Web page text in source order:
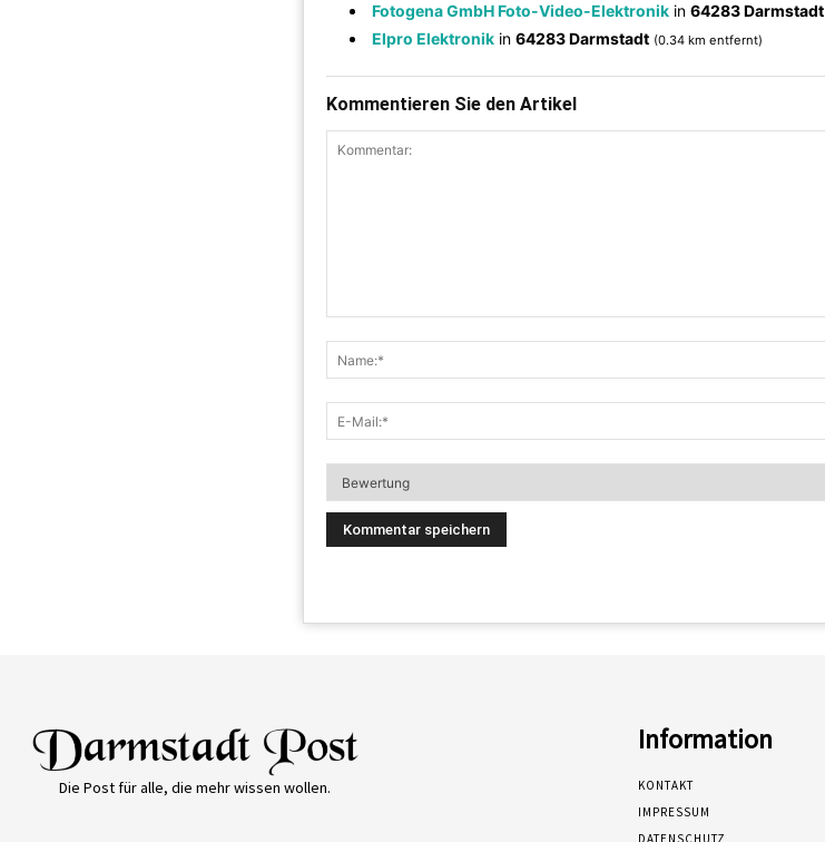
Fotogena GmbH Foto-Video-Elektronik in 64283 Darmstadt
Elpro Elektronik in 64283 Darmstadt (0.34 km entfernt)
Kommentieren Sie den Artikel
Die Post für alle, die mehr wissen wollen.
Information
KONTAKT
IMPRESSUM
DATENSCHUTZ